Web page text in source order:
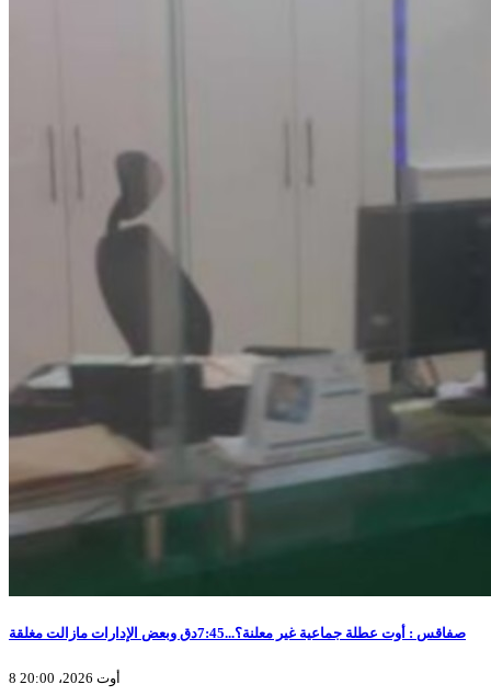
صفاقس : أوت عطلة جماعية غير معلنة؟...7:45دق وبعض الإدارات مازالت مغلقة
8 أوت 2026، 20:00